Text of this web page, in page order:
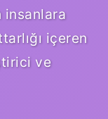
insanlara
içeren
ve